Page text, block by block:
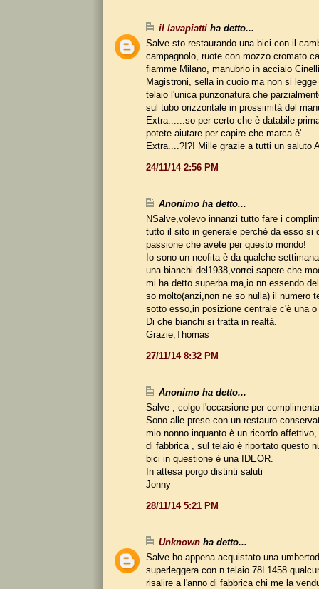
il lavapiatti ha detto...
Salve sto restaurando una bici con il
campagnolo, ruote con mozzo cromato
fiamme Milano, manubrio in acciaio
Magistroni, sella in cuoio ma non si
telaio l'unica punzonatura che
sul tubo orizzontale in prossimità del
Extra......so per certo che è databile
potete aiutare per capire che marca è'
Extra....?!?! Mille grazie a tutti un saluto
24/11/14 2:56 PM
Anonimo ha detto...
NSalve,volevo innanzi tutto fare i
tutto il sito in generale perché da esso si
passione che avete per questo mondo!
Io sono un neofita è da qualche
una bianchi del1938,vorrei sapere che
mi ha detto superba ma,io nn essendo
so molto(anzi,non ne so nulla) il numero
sotto esso,in posizione centrale c'è una
Di che bianchi si tratta in realtà.
Grazie,Thomas
27/11/14 8:32 PM
Anonimo ha detto...
Salve , colgo l'occasione per
Sono alle prese con un restauro
mio nonno inquanto è un ricordo
di fabbrica , sul telaio è riportato questo
bici in questione è una IDEOR.
In attesa porgo distinti saluti
Jonny
28/11/14 5:21 PM
Unknown ha detto...
Salve ho appena acquistato una
superleggera con n telaio 78L1458
risalire a l'anno di fabbrica chi me la